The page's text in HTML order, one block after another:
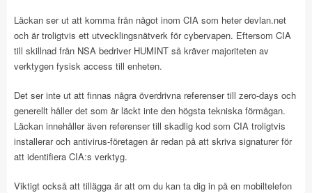
Läckan ser ut att komma från något inom CIA som heter devlan.net
och är troligtvis ett utvecklingsnätverk för cybervapen. Eftersom CIA
till skillnad från NSA bedriver HUMINT så kräver majoriteten av
verktygen fysisk access till enheten.
Det ser inte ut att finnas några överdrivna referenser till zero-days och
generellt håller det som är läckt inte den högsta tekniska förmågan.
Läckan innehåller även referenser till skadlig kod som CIA troligtvis
installerar och antivirus-företagen är redan på att skriva signaturer för
att identifiera CIA:s verktyg.
Viktigt också att tillägga är att om du kan ta dig in på en mobiltelefon